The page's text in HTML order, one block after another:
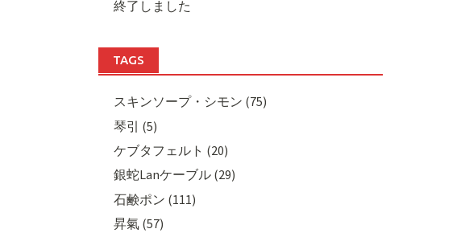
終了しました
TAGS
スキンソープ・シモン (75)
琴引 (5)
ケブタフェルト (20)
銀蛇Lanケーブル (29)
石鹸ポン (111)
昇氣 (57)